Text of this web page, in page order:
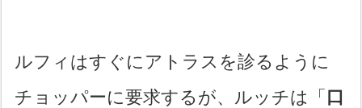
ルフィはすぐにアトラスを診るように
チョッパーに要求するが、ルッチは「 口